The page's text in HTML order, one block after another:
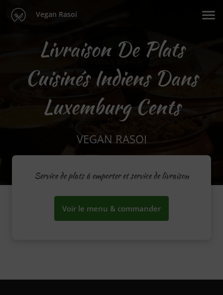
Vegan Rasoi
Livraison De Plats
Cuisinés Indiens Dans
Luxemburg Cents
VEGAN RASOI
Service de plats à emporter et service de livraison
Voir le menu & commander